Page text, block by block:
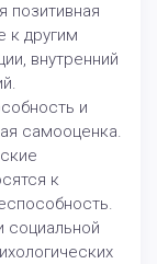
позитивная
к другим
внутренний
и
самооценка.
к
социальной